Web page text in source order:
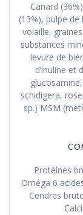
Canard
(13%), pulpe
volaille,
substances
levure de
d’inuline et
schidigera,
sp.) MSM
Protéines
Oméga 6
Cendres